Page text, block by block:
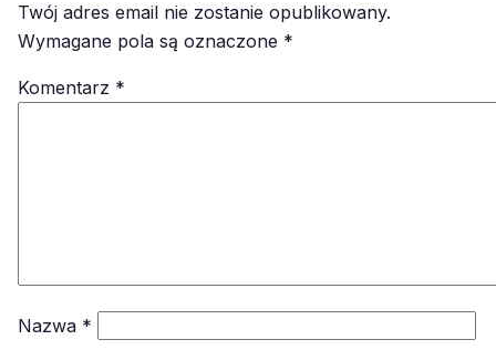
Twój adres email nie zostanie opublikowany.
Wymagane pola są oznaczone *
Komentarz *
Nazwa *